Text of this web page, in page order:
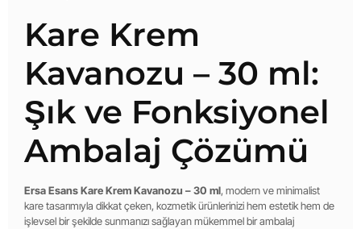
Kare Krem
Kavanozu – 30 ml:
Şık ve Fonksiyonel
Ambalaj Çözümü
Ersa Esans Kare Krem Kavanozu – 30 ml, modern ve minimalist
kare tasarımıyla dikkat çeken, kozmetik ürünlerinizi hem estetik hem de
işlevsel bir şekilde sunmanızı sağlayan mükemmel bir ambalaj